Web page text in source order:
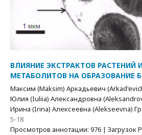
ВЛИЯНИЕ ЭКСТРАКТОВ РАСТЕНИЙ
МЕТАБОЛИТОВ НА ОБРАЗОВАНИЕ
Максим (Maksim) Аркадьевич
Юлия (Iuliia) Александровна
Ирина (Irina) Алексеевна (Alekseevna)
5-18
Просмотров аннотации: 976 | Загрузок